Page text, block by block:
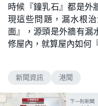
時候『鐘乳石』都是外
現這些問題，漏水根
面』，源頭是外牆有漏
修屋內，就算屋內如何
新聞資訊 港聞
下一則新聞